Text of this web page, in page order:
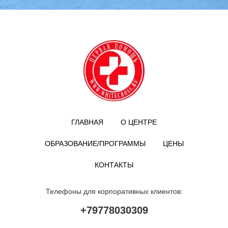
Двухдневная программа первой помощи
сертификата.
ПРОГРАММЫ
ГЛАВНАЯ О ЦЕНТРЕ
ОБРАЗОВАНИЕ/ПРОГРАММЫ ЦЕНЫ
КОНТАКТЫ
Телефоны для корпоративных клиентов:
+79778030309